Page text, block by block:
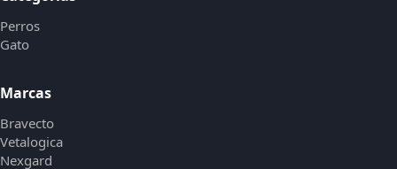
Perros
Gato
Marcas
Bravecto
Vetalogica
Nexgard